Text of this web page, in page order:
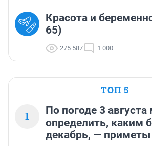
Красота и
65)
275 587 1 000
ТОП 5
1
По погоде 3
определить, каким
декабрь, — приметы